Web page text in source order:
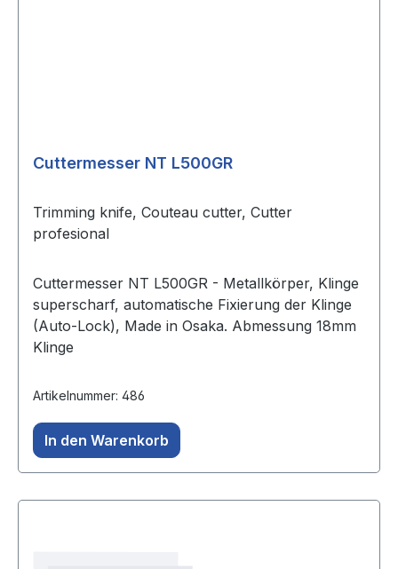
Cuttermesser NT L500GR
Trimming knife, Couteau cutter, Cutter
profesional
Cuttermesser NT L500GR - Metallkörper, Klinge
superscharf, automatische Fixierung der Klinge
(Auto-Lock), Made in Osaka. Abmessung 18mm
Klinge
Artikelnummer: 486
In den Warenkorb